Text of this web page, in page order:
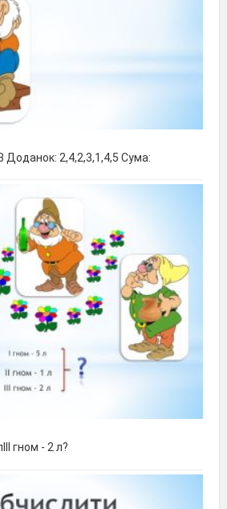
Доданок: 2,4,2,3,1,4,5 Сума:
гном - 2 л?